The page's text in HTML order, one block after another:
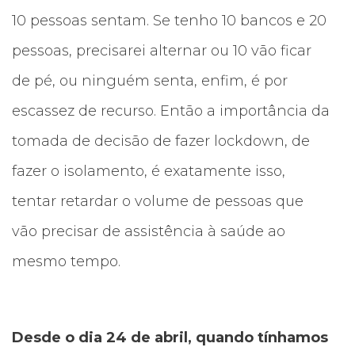
10 pessoas sentam. Se tenho 10 bancos e 20
pessoas, precisarei alternar ou 10 vão ficar
de pé, ou ninguém senta, enfim, é por
escassez de recurso. Então a importância da
tomada de decisão de fazer lockdown, de
fazer o isolamento, é exatamente isso,
tentar retardar o volume de pessoas que
vão precisar de assistência à saúde ao
mesmo tempo.
Desde o dia 24 de abril, quando tínhamos